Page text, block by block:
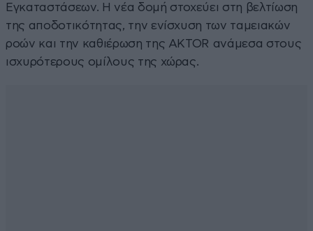
Εγκαταστάσεων. Η νέα δομή στοχεύει στη βελτίωση
της αποδοτικότητας, την ενίσχυση των ταμειακών
ροών και την καθιέρωση της AKTOR ανάμεσα στους
ισχυρότερους ομίλους της χώρας.